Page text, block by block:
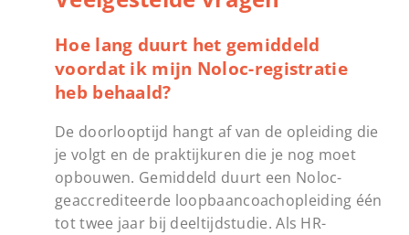
Hoe lang duurt het gemiddeld
voordat ik mijn Noloc-registratie
heb behaald?
De doorlooptijd hangt af van de opleiding die
je volgt en de praktijkuren die je nog moet
opbouwen. Gemiddeld duurt een Noloc-
geaccrediteerde loopbaancoachopleiding één
tot twee jaar bij deeltijdstudie. Als HR-